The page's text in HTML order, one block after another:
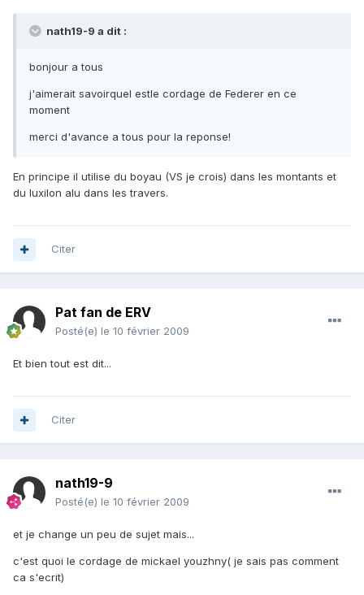
nath19-9 a dit :
bonjour a tous
j'aimerait savoirquel estle cordage de Federer en ce
moment
merci d'avance a tous pour la reponse!
En principe il utilise du boyau (VS je crois) dans les montants et
du luxilon alu dans les travers.
Citer
Pat fan de ERV
Posté(e) le 10 février 2009
Et bien tout est dit...
Citer
nath19-9
Posté(e) le 10 février 2009
et je change un peu de sujet mais...
c'est quoi le cordage de mickael youzhny( je sais pas comment
ca s'ecrit)